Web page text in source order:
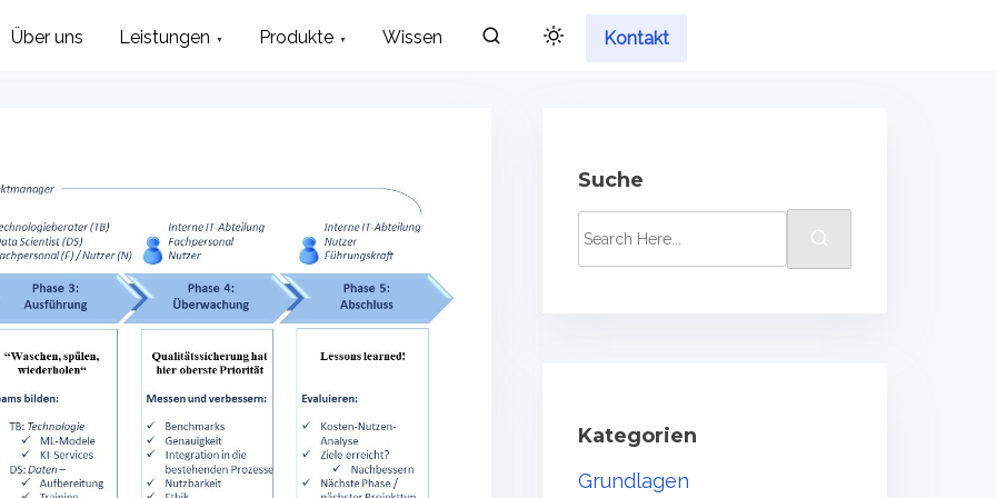
Über uns Leistungen Produkte Wissen Kontakt
Suche
e
H
r
Kategorien
Grundlagen